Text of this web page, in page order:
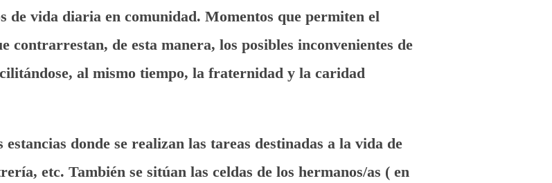
de vida diaria en comunidad. Momentos que permiten el
de esta manera, los posibles inconvenientes de
al mismo tiempo, la fraternidad y la caridad
donde se realizan las tareas destinadas a la vida de
etc. También se sitúan las celdas de los hermanos/as ( en